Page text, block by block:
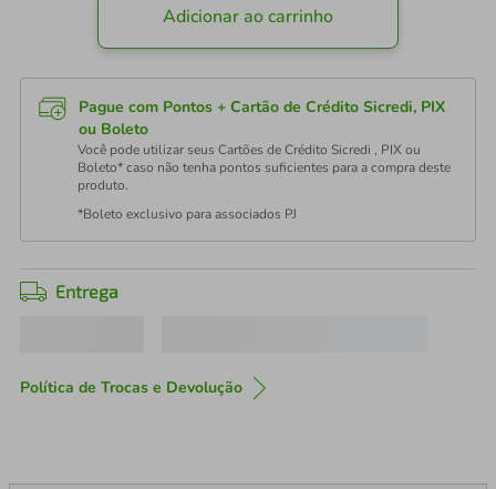
Adicionar ao carrinho
Pague com Pontos + Cartão de Crédito Sicredi, PIX
ou Boleto
Você pode utilizar seus Cartões de Crédito Sicredi , PIX ou
Boleto* caso não tenha pontos suficientes para a compra deste
produto.
*Boleto exclusivo para associados PJ
Entrega
Política de Trocas e Devolução